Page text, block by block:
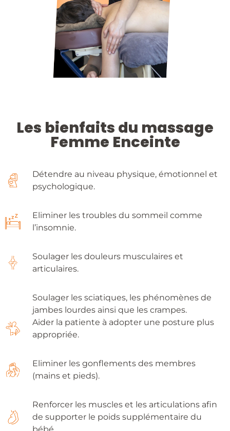
Les bienfaits du massage
Femme Enceinte
Détendre au niveau physique, émotionnel et
psychologique.
Eliminer les troubles du sommeil comme
l’insomnie.
Soulager les douleurs musculaires et
articulaires.
Soulager les sciatiques, les phénomènes de
jambes lourdes ainsi que les crampes.
Aider la patiente à adopter une posture plus
appropriée.
Eliminer les gonflements des membres
(mains et pieds).
Renforcer les muscles et les articulations afin
de supporter le poids supplémentaire du
bébé.